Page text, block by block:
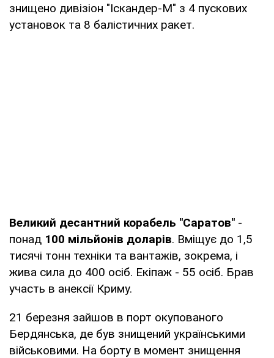
знищено дивізіон "Іскандер-М" з 4 пускових
установок та 8 балістичних ракет.
Великий десантний корабель "Саратов" -
понад 100 мільйонів доларів. Вміщує до 1,5
тисячі тонн техніки та вантажів, зокрема, і
жива сила до 400 осіб. Екіпаж - 55 осіб. Брав
участь в анексії Криму.
21 березня зайшов в порт окупованого
Бердянська, де був знищений українськими
військовими. На борту в момент знищення